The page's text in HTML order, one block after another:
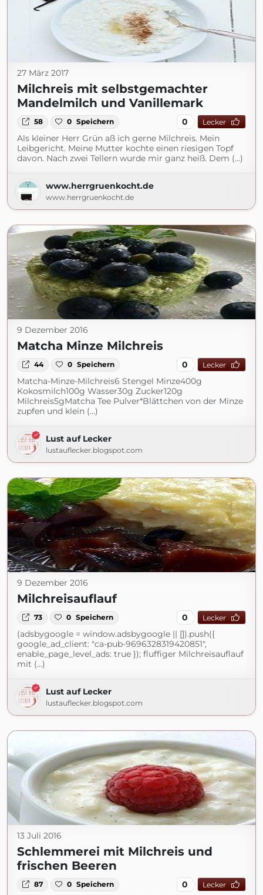
27 März 2017
Milchreis mit selbstgemachter
Mandelmilch und Vanillemark
58 0 Speichern 0 Lecker
Als kleiner Herr Grün aß ich gerne Milchreis. Mein
Leibgericht. Meine Mutter kochte einen riesigen Topf
davon. Nach zwei Tellern wurde mir ganz heiß. Dem (...)
www.herrgruenkocht.de
www.herrgruenkocht.de
9 Dezember 2016
Matcha Minze Milchreis
44 0 Speichern 0 Lecker
Matcha-Minze-Milchreis6 Stengel Minze400g
Kokosmilch100g Wasser30g Zucker120g
Milchreis5gMatcha Tee Pulver*Blättchen von der Minze
zupfen und klein (...)
Lust auf Lecker
lustauflecker.blogspot.com
9 Dezember 2016
Milchreisauflauf
73 0 Speichern 0 Lecker
(adsbygoogle = window.adsbygoogle || []).push({
google_ad_client: "ca-pub-9696328319420851",
enable_page_level_ads: true }); fluffiger Milchreisauflauf
mit (...)
Lust auf Lecker
lustauflecker.blogspot.com
13 Juli 2016
Schlemmerei mit Milchreis und
frischen Beeren
87 0 Speichern 0 Lecker